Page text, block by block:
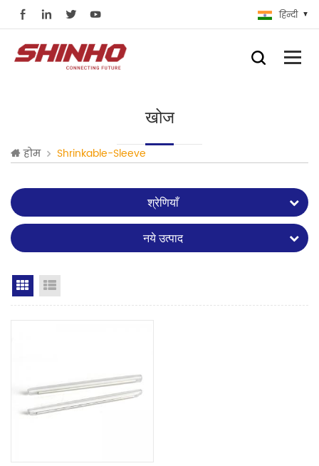
हिन्दी
खोज
होम Shrinkable-Sleeve
श्रेणियाँ
नये उत्पाद
Grid View